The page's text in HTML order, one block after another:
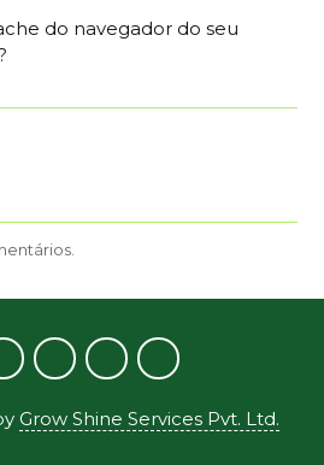
do navegador do seu
Grow Shine Services Pvt. Ltd.